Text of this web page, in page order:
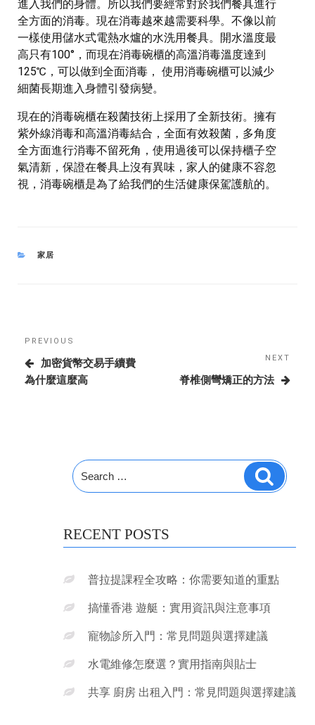
進入我們的身體。所以我們要經常對於我們餐具進行
全方面的消毒。現在消毒越來越需要科學。不像以前
一樣使用儲水式電熱水爐的水洗用餐具。開水溫度最
高只有100°，而現在消毒碗櫃的高溫消毒溫度達到
125℃，可以做到全面消毒， 使用消毒碗櫃可以減少
細菌長期進入身體引發病變。
現在的消毒碗櫃在殺菌技術上採用了全新技術。擁有
紫外線消毒和高溫消毒結合，全面有效殺菌，多角度
全方面進行消毒不留死角，使用過後可以保持櫃子空
氣清新，保證在餐具上沒有異味，家人的健康不容忽
視，消毒碗櫃是為了給我們的生活健康保駕護航的。
CATEGORIES
家居
navigation
Previous
Post
PREVIOUS
加密貨幣交易手續費
為什麼這麼高
Post
NEXT
脊椎側彎矯正的方法
Search
for:
Search
RECENT POSTS
普拉提課程全攻略：你需要知道的重點
搞懂香港 遊艇：實用資訊與注意事項
寵物診所入門：常見問題與選擇建議
水電維修怎麼選？實用指南與貼士
共享 廚房 出租入門：常見問題與選擇建議